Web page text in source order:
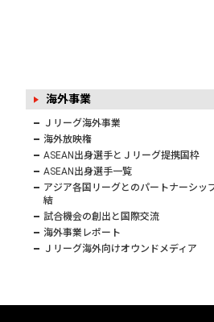
海外事業
Ｊリーグ海外事業
海外放映権
ASEAN出身選手とＪリーグ提携国枠
ASEAN出身選手一覧
アジア各国リーグとのパートナーシッ
結
試合機会の創出と国際交流
海外事業レポート
Ｊリーグ海外向けオウンドメディア